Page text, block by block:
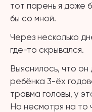
тот парень я даже
бы со мной.
Через несколько
где-то скрывался.
Выяснилось, что
ребёнка 3-ёх
травма головы, у
Но несмотря на то